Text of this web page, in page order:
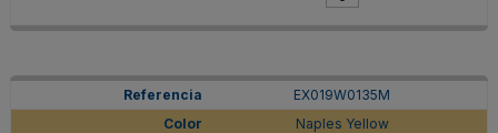
EX019W0135M
Naples Yellow